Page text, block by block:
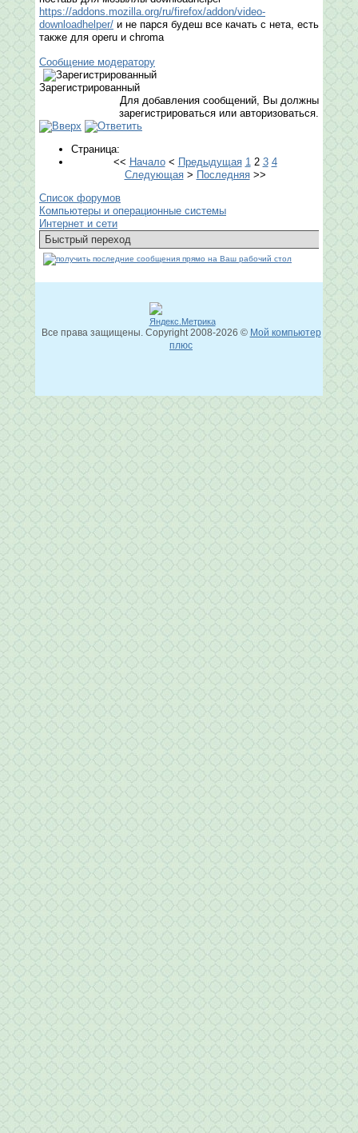
https://addons.mozilla.org/ru/firefox/addon/video-
downloadhelper/ и не парся будеш все качать с нета, есть
также для operu и chroma
Сообщение модератору
Зарегистрированный
Для добавления сообщений, Вы должны
зарегистрироваться или авторизоваться.
Страница:
<< Начало< Предыдущая 1 2 3 4
Следующая> Последняя>>
Список форумов
Компьютеры и операционные системы
Интернет и сети
Все права защищены. Copyright2008-2026 © Мой компьютер
плюс